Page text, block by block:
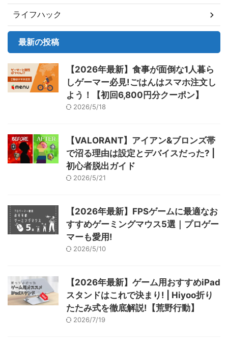
ライフハック
最新の投稿
【2026年最新】食事が面倒な1人暮ら
しゲーマー必見!ごはんはスマホ注文し
よう！【初回6,800円分クーポン】
2026/5/18
【VALORANT】アイアン&ブロンズ帯
で沼る理由は設定とデバイスだった? |
初心者脱出ガイド
2026/5/21
【2026年最新】FPSゲームに最適なお
すすめゲーミングマウス5選｜プロゲー
マーも愛用!
2026/5/10
【2026年最新】ゲーム用おすすめiPad
スタンドはこれで決まり! | Hiyoo折り
たたみ式を徹底解説!【荒野行動】
2026/7/19